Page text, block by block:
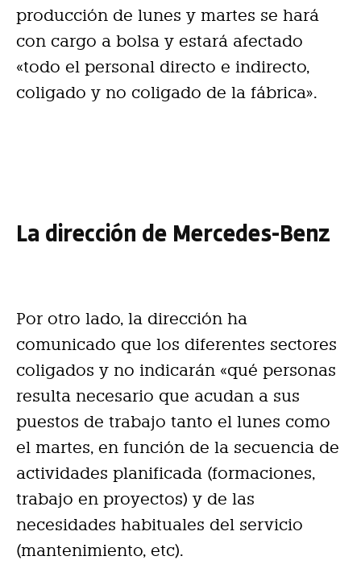
producción de lunes y martes se hará
con cargo a bolsa y estará afectado
«todo el personal directo e indirecto,
coligado y no coligado de la fábrica».
La dirección de Mercedes-Benz
Por otro lado, la dirección ha
comunicado que los diferentes sectores
coligados y no indicarán «qué personas
resulta necesario que acudan a sus
puestos de trabajo tanto el lunes como
el martes, en función de la secuencia de
actividades planificada (formaciones,
trabajo en proyectos) y de las
necesidades habituales del servicio
(mantenimiento, etc).